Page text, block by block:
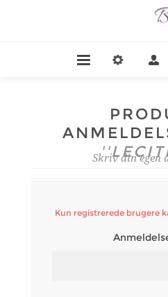
Skriv din egen
Kun registrerede brugere